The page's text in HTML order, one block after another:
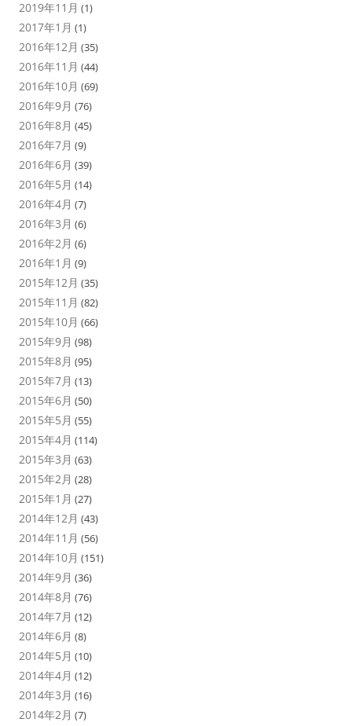
2019年11月 (1)
2017年1月 (1)
2016年12月 (35)
2016年11月 (44)
2016年10月 (69)
2016年9月 (76)
2016年8月 (45)
2016年7月 (9)
2016年6月 (39)
2016年5月 (14)
2016年4月 (7)
2016年3月 (6)
2016年2月 (6)
2016年1月 (9)
2015年12月 (35)
2015年11月 (82)
2015年10月 (66)
2015年9月 (98)
2015年8月 (95)
2015年7月 (13)
2015年6月 (50)
2015年5月 (55)
2015年4月 (114)
2015年3月 (63)
2015年2月 (28)
2015年1月 (27)
2014年12月 (43)
2014年11月 (56)
2014年10月 (151)
2014年9月 (36)
2014年8月 (76)
2014年7月 (12)
2014年6月 (8)
2014年5月 (10)
2014年4月 (12)
2014年3月 (16)
2014年2月 (7)